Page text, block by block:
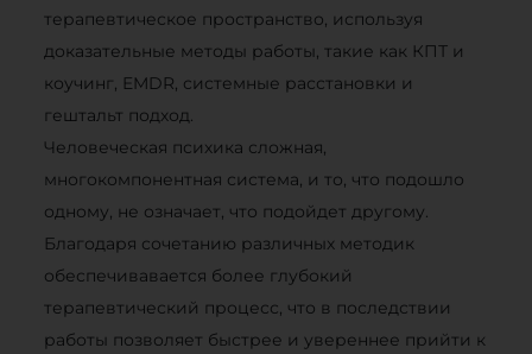
терапевтическое пространство, используя
доказательные методы работы, такие как КПТ и
коучинг, EMDR, системные расстановки и
гештальт подход.
Человеческая психика сложная,
многокомпонентная система, и то, что подошло
одному, не означает, что подойдет другому.
Благодаря сочетанию различных методик
обеспечивавается более глубокий
терапевтический процесс, что в последствии
работы позволяет быстрее и увереннее прийти к